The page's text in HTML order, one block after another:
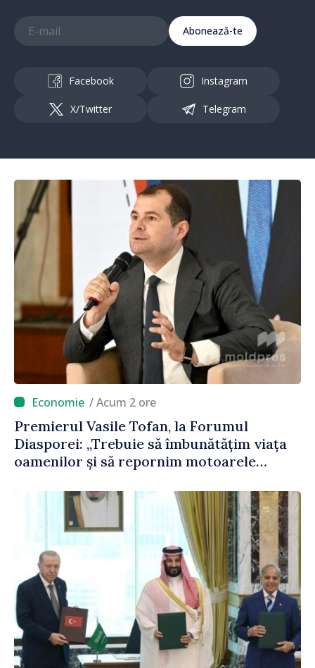
Abonează-te
Facebook Instagram
X/Twitter Telegram
/ Acum 2 ore
Premierul Vasile Tofan, la Forumul
Diasporei: „Trebuie să îmbunătățim viața
oamenilor și să repornim motoarele